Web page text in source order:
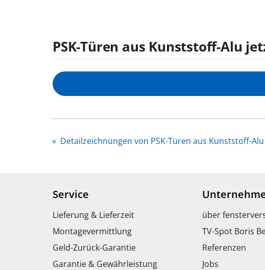
PSK-Türen aus Kunststoff-Alu
« Detailzeichnungen von PSK-Türen aus Kunststoff-Alu
Service
Lieferung & Lieferzeit
Montagevermittlung
Geld-Zurück-Garantie
Garantie & Gewährleistung
über
TV-Spot Boris
Referenzen
Jobs